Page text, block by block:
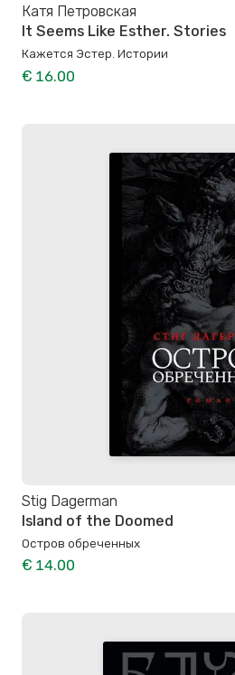
Катя Петровская
It Seems Like Esther. Stories
Кажется Эстер. Истории
€ 16.00
Stig Dagerman
Island of the Doomed
Остров обреченных
€ 14.00